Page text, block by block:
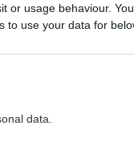
or usage behaviour.
to use your data for
data.